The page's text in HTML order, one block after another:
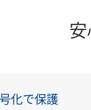
化で保護